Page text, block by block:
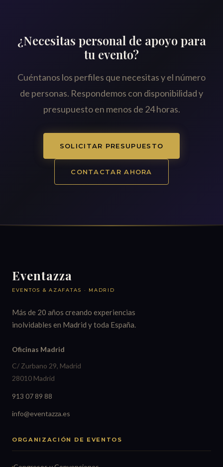
¿Necesitas personal de apoyo para
tu evento?
Cuéntanos los perfiles que necesitas y el número
de personas. Respondemos con disponibilidad y
presupuesto en menos de 24 horas.
SOLICITAR PRESUPUESTO
CONTACTAR AHORA
Eventazza
EVENTOS & AZAFATAS · MADRID
Más de 20 años creando experiencias
inolvidables en Madrid y toda España.
Oficinas Madrid
C/ Zurbano 29, Madrid
28010 Madrid
913 07 89 88
info@eventazza.es
ORGANIZACIÓN DE EVENTOS